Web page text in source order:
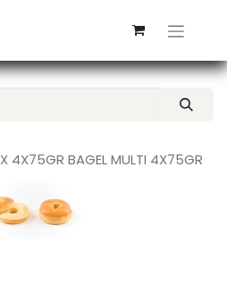
4X75GR BAGEL MULTI 4X75GR